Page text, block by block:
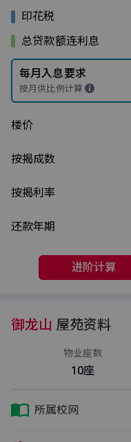
印花税
总贷款额连利息
每月入息要求
按月供比例计算
楼价
按揭成数
按揭利率
还款年期
进阶计算
御龙山 屋苑资料
物业座数
10座
所属校网